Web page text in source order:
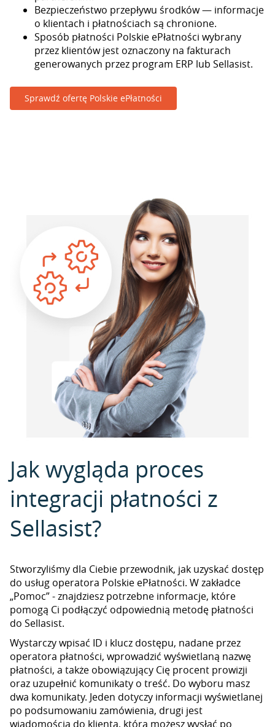
Bezpieczeństwo przepływu środków — informacje
o klientach i płatnościach są chronione.
Sposób płatności Polskie ePłatności wybrany
przez klientów jest oznaczony na fakturach
generowanych przez program ERP lub Sellasist.
Sprawdź ofertę Polskie ePłatności
Jak wygląda proces
integracji płatności z
Sellasist?
Stworzyliśmy dla Ciebie przewodnik, jak uzyskać dostęp
do usług operatora Polskie ePłatności. W zakładce
„Pomoc” - znajdziesz potrzebne informacje, które
pomogą Ci podłączyć odpowiednią metodę płatności
do Sellasist.
Wystarczy wpisać ID i klucz dostępu, nadane przez
operatora płatności, wprowadzić wyświetlaną nazwę
płatności, a także obowiązujący Cię procent prowizji
oraz uzupełnić komunikaty o treść. Do wyboru masz
dwa komunikaty. Jeden dotyczy informacji wyświetlanej
po podsumowaniu zamówienia, drugi jest
wiadomością do klienta, którą możesz wysłać po